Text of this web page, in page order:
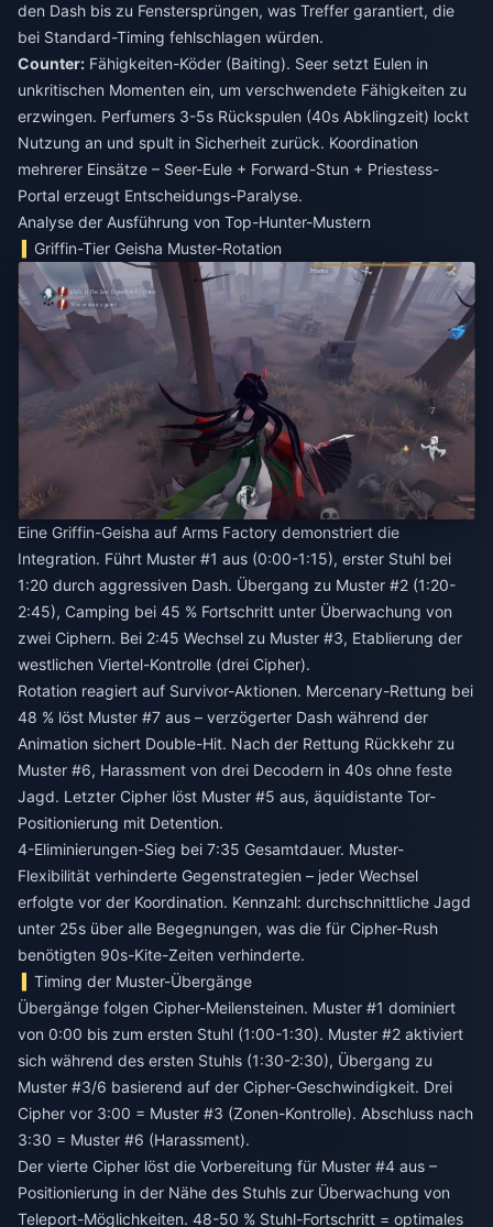
den Dash bis zu Fenstersprüngen, was Treffer garantiert, die
bei Standard-Timing fehlschlagen würden.
Counter: Fähigkeiten-Köder (Baiting). Seer setzt Eulen in
unkritischen Momenten ein, um verschwendete Fähigkeiten zu
erzwingen. Perfumers 3-5s Rückspulen (40s Abklingzeit) lockt
Nutzung an und spult in Sicherheit zurück. Koordination
mehrerer Einsätze – Seer-Eule + Forward-Stun + Priestess-
Portal erzeugt Entscheidungs-Paralyse.
Analyse der Ausführung von Top-Hunter-Mustern
Griffin-Tier Geisha Muster-Rotation
Eine Griffin-Geisha auf Arms Factory demonstriert die
Integration. Führt Muster #1 aus (0:00-1:15), erster Stuhl bei
1:20 durch aggressiven Dash. Übergang zu Muster #2 (1:20-
2:45), Camping bei 45 % Fortschritt unter Überwachung von
zwei Ciphern. Bei 2:45 Wechsel zu Muster #3, Etablierung der
westlichen Viertel-Kontrolle (drei Cipher).
Rotation reagiert auf Survivor-Aktionen. Mercenary-Rettung bei
48 % löst Muster #7 aus – verzögerter Dash während der
Animation sichert Double-Hit. Nach der Rettung Rückkehr zu
Muster #6, Harassment von drei Decodern in 40s ohne feste
Jagd. Letzter Cipher löst Muster #5 aus, äquidistante Tor-
Positionierung mit Detention.
4-Eliminierungen-Sieg bei 7:35 Gesamtdauer. Muster-
Flexibilität verhinderte Gegenstrategien – jeder Wechsel
erfolgte vor der Koordination. Kennzahl: durchschnittliche Jagd
unter 25s über alle Begegnungen, was die für Cipher-Rush
benötigten 90s-Kite-Zeiten verhinderte.
Timing der Muster-Übergänge
Übergänge folgen Cipher-Meilensteinen. Muster #1 dominiert
von 0:00 bis zum ersten Stuhl (1:00-1:30). Muster #2 aktiviert
sich während des ersten Stuhls (1:30-2:30), Übergang zu
Muster #3/6 basierend auf der Cipher-Geschwindigkeit. Drei
Cipher vor 3:00 = Muster #3 (Zonen-Kontrolle). Abschluss nach
3:30 = Muster #6 (Harassment).
Der vierte Cipher löst die Vorbereitung für Muster #4 aus –
Positionierung in der Nähe des Stuhls zur Überwachung von
Teleport-Möglichkeiten. 48-50 % Stuhl-Fortschritt = optimales